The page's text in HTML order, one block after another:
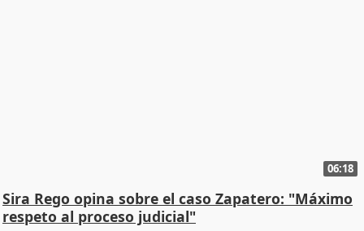
06:18
Sira Rego opina sobre el caso Zapatero: "Máximo
respeto al proceso judicial"